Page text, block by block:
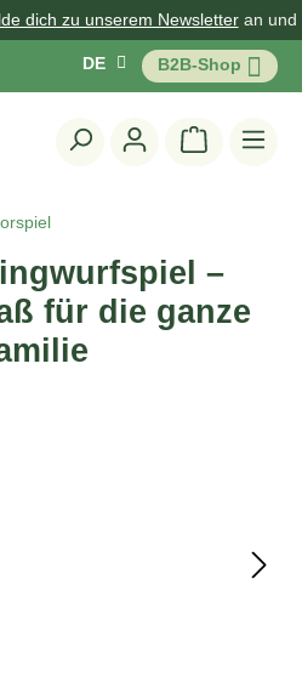
dich zu unserem Newsletteran und
DE B2B-Shop
–
für die ganze